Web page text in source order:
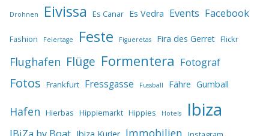
Drohnen Eivissa Es Canar Es Vedra Events Facebook
Fashion Feiertage Feste Figueretas Fira des Gerret Flickr
Flughafen Flüge Formentera Fotograf
Fotos Frankfurt Fressgasse Fussball Fähre Gumball
Hafen Hierbas Hippiemarkt Hippies Hotels Ibiza
IBiZa by Boat Immobilien